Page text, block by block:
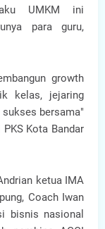
UMKM ini
para guru,
growth
kelas, jejaring
bersama"
Kota Bandar
ketua IMA
Coach Iwan
bisnis nasional